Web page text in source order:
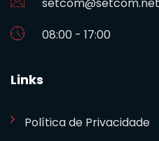
08:00 - 17:00
Links
Política de Privacidade